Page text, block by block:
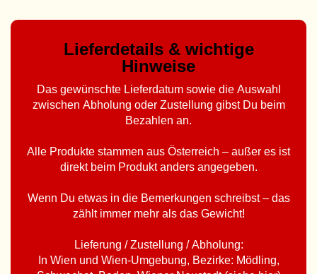
Lieferdetails & wichtige
Hinweise
Das gewünschte Lieferdatum sowie die Auswahl
zwischen Abholung oder Zustellung gibst Du beim
Bezahlen an.
Alle Produkte stammen aus Österreich – außer es ist
direkt beim Produkt anders angegeben.
Wenn Du etwas in die Bemerkungen schreibst – das
zählt immer mehr als das Gewicht!
Lieferung / Zustellung / Abholung:
In Wien und Wien-Umgebung, Bezirke: Mödling,